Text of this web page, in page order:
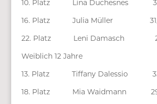
10. Platz Lina Duchesnes
16. Platz Julia Müller
22. Platz Leni Damasch
Weiblich 12 Jahre
13. Platz Tiffany Dalessio
18. Platz Mia Waidmann